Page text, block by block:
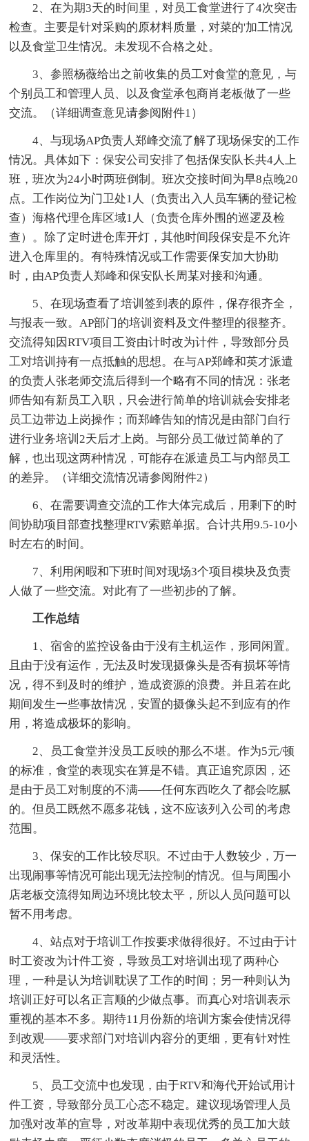
2、在为期3天的时间里，对员工食堂进行了4次突击
检查。主要是针对采购的原材料质量，对菜的'加工情况
以及食堂卫生情况。未发现不合格之处。
3、参照杨薇给出之前收集的员工对食堂的意见，与
个别员工和管理人员、以及食堂承包商肖老板做了一些
交流。（详细调查意见请参阅附件1）
4、与现场AP负责人郑峰交流了解了现场保安的工作
情况。具体如下：保安公司安排了包括保安队长共4人上
班，班次为24小时两班倒制。班次交接时间为早8点晚20
点。工作岗位为门卫处1人（负责出入人员车辆的登记检
查）海格代理仓库区域1人（负责仓库外围的巡逻及检
查）。除了定时进仓库开灯，其他时间段保安是不允许
进入仓库里的。有特殊情况或工作需要保安加大协助
时，由AP负责人郑峰和保安队长周某对接和沟通。
5、在现场查看了培训签到表的原件，保存很齐全，
与报表一致。AP部门的培训资料及文件整理的很整齐。
交流得知因RTV项目工资由计时改为计件，导致部分员
工对培训持有一点抵触的思想。在与AP郑峰和英才派遣
的负责人张老师交流后得到一个略有不同的情况：张老
师告知有新员工入职，只会进行简单的培训就会安排老
员工边带边上岗操作；而郑峰告知的情况是由部门自行
进行业务培训2天后才上岗。与部分员工做过简单的了
解，也出现这两种情况，可能存在派遣员工与内部员工
的差异。（详细交流情况请参阅附件2）
6、在需要调查交流的工作大体完成后，用剩下的时
间协助项目部查找整理RTV索赔单据。合计共用9.5-10小
时左右的时间。
7、利用闲暇和下班时间对现场3个项目模块及负责
人做了一些交流。对此有了一些初步的了解。
工作总结
1、宿舍的监控设备由于没有主机运作，形同闲置。
且由于没有运作，无法及时发现摄像头是否有损坏等情
况，得不到及时的维护，造成资源的浪费。并且若在此
期间发生一些事故情况，安置的摄像头起不到应有的作
用，将造成极坏的影响。
2、员工食堂并没员工反映的那么不堪。作为5元/顿
的标准，食堂的表现实在算是不错。真正追究原因，还
是由于员工对制度的不满——任何东西吃久了都会吃腻
的。但员工既然不愿多花钱，这不应该列入公司的考虑
范围。
3、保安的工作比较尽职。不过由于人数较少，万一
出现闹事等情况可能出现无法控制的情况。但与周围小
店老板交流得知周边环境比较太平，所以人员问题可以
暂不用考虑。
4、站点对于培训工作按要求做得很好。不过由于计
时工资改为计件工资，导致员工对培训出现了两种心
理，一种是认为培训耽误了工作的时间；另一种则认为
培训正好可以名正言顺的少做点事。而真心对培训表示
重视的基本不多。期待11月份新的培训方案会使情况得
到改观——要求部门对培训内容分的更细，更有针对性
和灵活性。
5、员工交流中也发现，由于RTV和海代开始试用计
件工资，导致部分员工心态不稳定。建议现场管理人员
加强对改革的宣导，对改革期中表现优秀的员工加大鼓